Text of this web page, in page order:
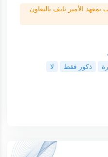
بمعهد الأمير نايف بالتعاون
ذكور فقط لا